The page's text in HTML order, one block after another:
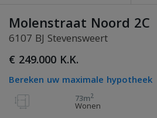
Molenstraat Noord 2C
6107 BJ Stevensweert
€ 249.000 K.K.
Bereken uw maximale hypotheek
73m2
Wonen